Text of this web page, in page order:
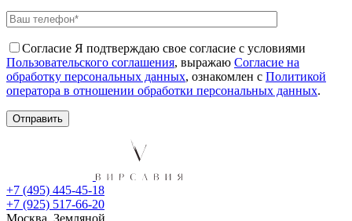
Согласие Я подтверждаю свое согласие с условиями
Пользовательского соглашения, выражаю Согласие на
обработку персональных данных, ознакомлен с Политикой
оператора в отношении обработки персональных данных.
+7 (495) 445-45-18
+7 (925) 517-66-20
Москва, Земляной